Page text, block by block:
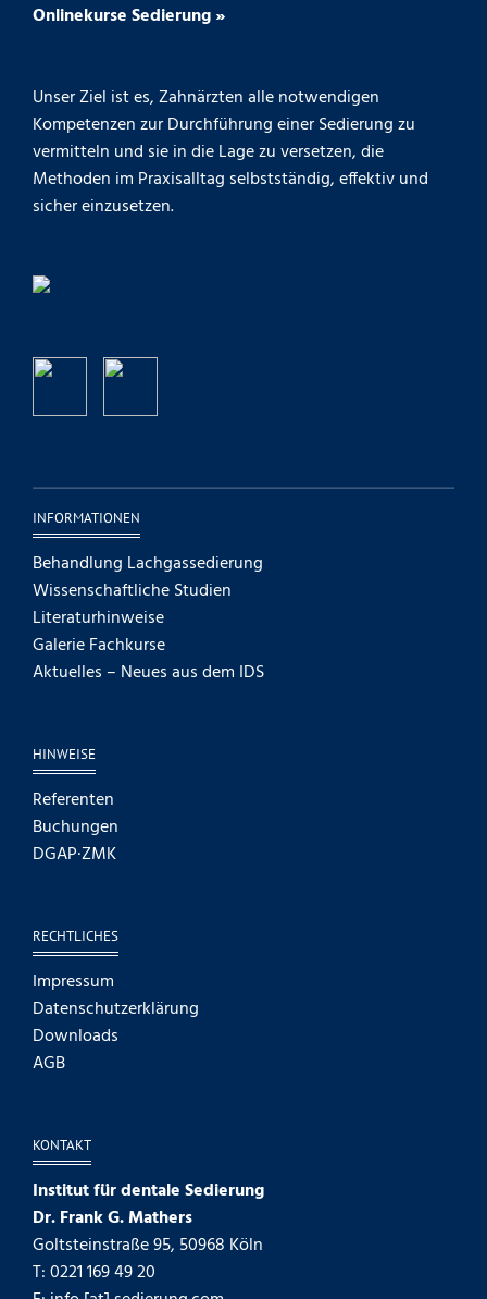
Onlinekurse Sedierung »
Unser Ziel ist es, Zahnärzten alle notwendigen
Kompetenzen zur Durchführung einer Sedierung zu
vermitteln und sie in die Lage zu versetzen, die
Methoden im Praxisalltag selbstständig, effektiv und
sicher einzusetzen.
INFORMATIONEN
Behandlung Lachgassedierung
Wissenschaftliche Studien
Literaturhinweise
Galerie Fachkurse
Aktuelles – Neues aus dem IDS
HINWEISE
Referenten
Buchungen
DGAP·ZMK
RECHTLICHES
Impressum
Datenschutzerklärung
Downloads
AGB
KONTAKT
Institut für dentale Sedierung
Dr. Frank G. Mathers
Goltsteinstraße 95, 50968 Köln
T: 0221 169 49 20